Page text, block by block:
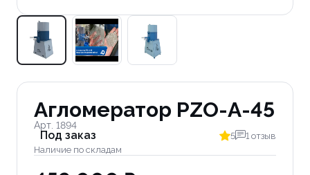
Агломератор PZO-A-45
Арт. 1894
Под заказ
Наличие по складам
5 1 отзыв